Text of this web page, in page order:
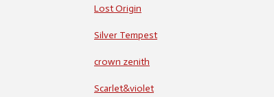
Lost Origin
Silver Tempest
crown zenith
Scarlet&violet